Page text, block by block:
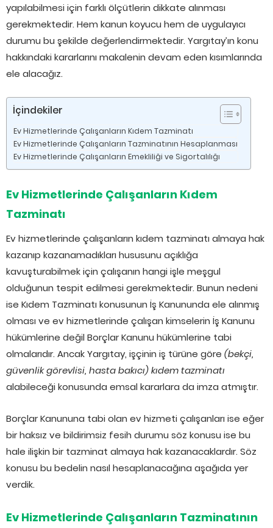
yapılabilmesi için farklı ölçütlerin dikkate alınması
gerekmektedir. Hem kanun koyucu hem de uygulayıcı
durumu bu şekilde değerlendirmektedir. Yargıtay’ın konu
hakkındaki kararlarını makalenin devam eden kısımlarında
ele alacağız.
İçindekiler
Ev Hizmetlerinde Çalışanların Kıdem Tazminatı
Ev Hizmetlerinde Çalışanların Tazminatının Hesaplanması
Ev Hizmetlerinde Çalışanların Emekliliği ve Sigortalılığı
Ev Hizmetlerinde Çalışanların Kıdem
Tazminatı
Ev hizmetlerinde çalışanların kıdem tazminatı almaya hak
kazanıp kazanamadıkları hususunu açıklığa
kavuşturabilmek için çalışanın hangi işle meşgul
olduğunun tespit edilmesi gerekmektedir. Bunun nedeni
ise Kıdem Tazminatı konusunun İş Kanununda ele alınmış
olması ve ev hizmetlerinde çalışan kimselerin İş Kanunu
hükümlerine değil Borçlar Kanunu hükümlerine tabi
olmalarıdır. Ancak Yargıtay, işçinin iş türüne göre (bekçi,
güvenlik görevlisi, hasta bakıcı) kıdem tazminatı
alabileceği konusunda emsal kararlara da imza atmıştır.
Borçlar Kanununa tabi olan ev hizmeti çalışanları ise eğer
bir haksız ve bildirimsiz fesih durumu söz konusu ise bu
hale ilişkin bir tazminat almaya hak kazanacaklardır. Söz
konusu bu bedelin nasıl hesaplanacağına aşağıda yer
verdik.
Ev Hizmetlerinde Çalışanların Tazminatının